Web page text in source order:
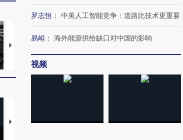
视线｜HYROX的吸金
术：是什么让中产们甘
心“花钱找虐”？
粒摇头丸 尿检体内含3种
度Z世
【推广】走进第四届链博
【商
罗志恒 ： 中美人工智能竞争：道路比技术更重要
易峘 ： 海外能源供给缺口对中国的影响
视频